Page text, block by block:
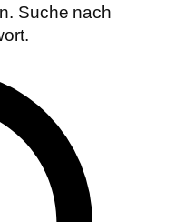
Suche nach